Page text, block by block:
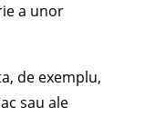
a unor
de exemplu,
sau ale